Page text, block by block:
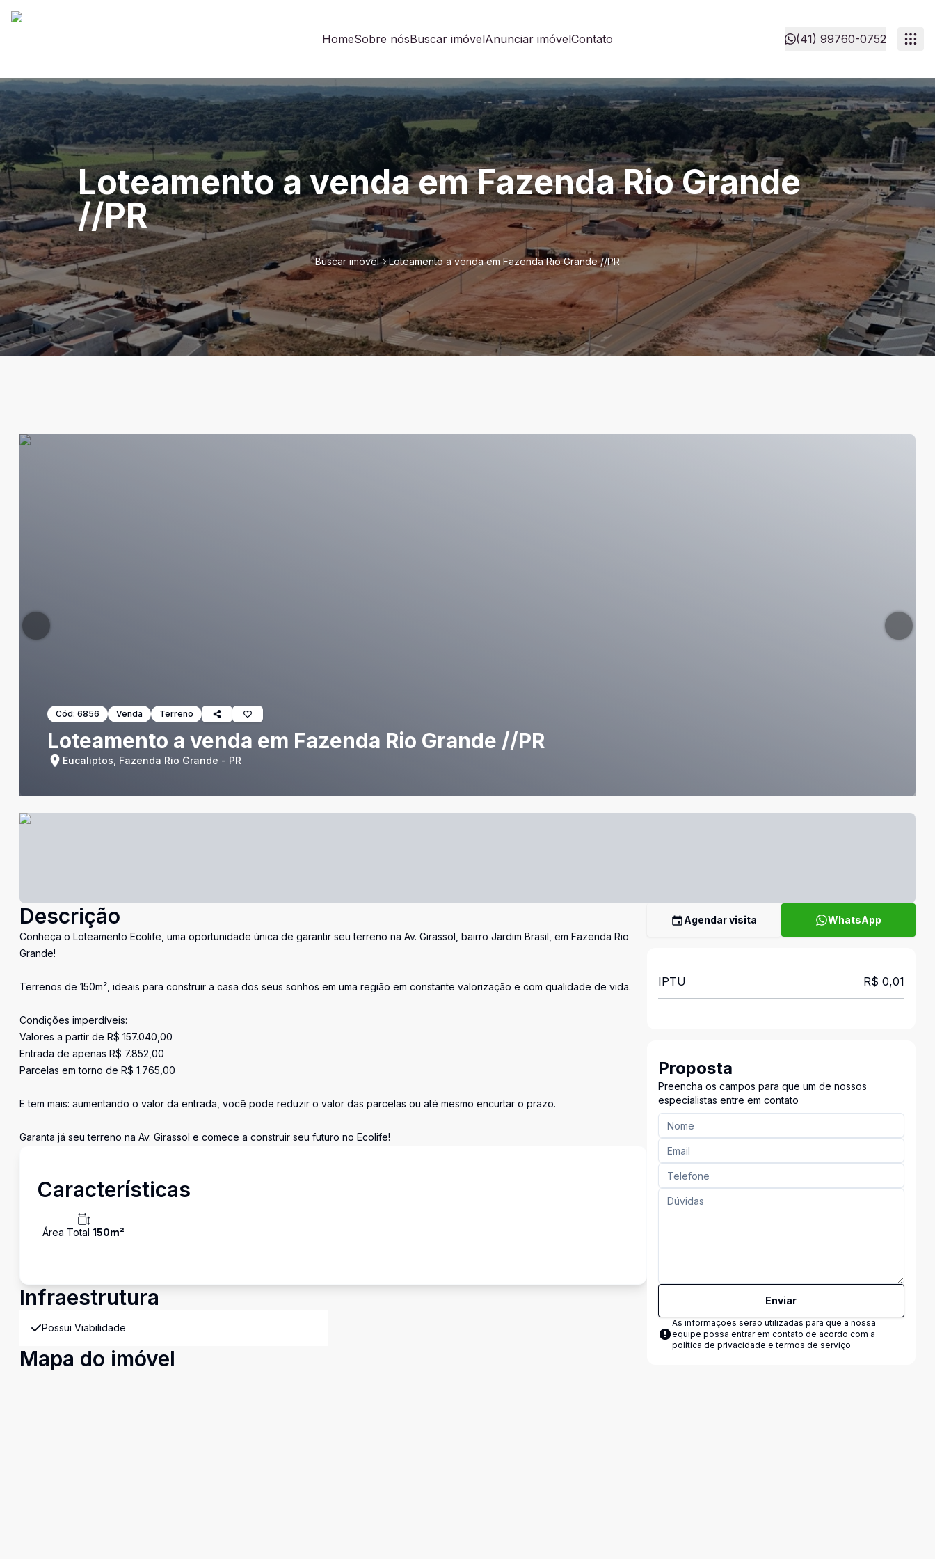
HomeSobre nósBuscar imóvelAnunciar imóvelContato (41) 99760-0752
Loteamento a venda em Fazenda Rio Grande
//PR
Buscar imóvel Loteamento a venda em Fazenda Rio Grande //PR
Cód: 6856 Venda Terreno
Loteamento a venda em Fazenda Rio Grande //PR
Eucaliptos, Fazenda Rio Grande - PR
Descrição
Conheça o Loteamento Ecolife, uma oportunidade única de garantir seu terreno na Av. Girassol, bairro Jardim Brasil, em Fazenda Rio
Grande!
Terrenos de 150m², ideais para construir a casa dos seus sonhos em uma região em constante valorização e com qualidade de vida.
Condições imperdíveis:
Valores a partir de R$ 157.040,00
Entrada de apenas R$ 7.852,00
Parcelas em torno de R$ 1.765,00
E tem mais: aumentando o valor da entrada, você pode reduzir o valor das parcelas ou até mesmo encurtar o prazo.
Garanta já seu terreno na Av. Girassol e comece a construir seu futuro no Ecolife!
Características
Área Total 150m²
Infraestrutura
Possui Viabilidade
Mapa do imóvel
Agendar visita WhatsApp
IPTU R$ 0,01
Proposta
Preencha os campos para que um de nossos
especialistas entre em contato
Enviar
As informações serão utilizadas para que a nossa
equipe possa entrar em contato de acordo com a
política de privacidade e termos de serviço